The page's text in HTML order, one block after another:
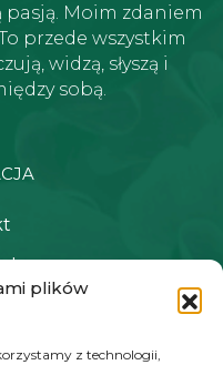
plików
z technologii,
pasją. Moim zdaniem
przede wszystkim
widzą, słyszą i
sobą.
i regulamin